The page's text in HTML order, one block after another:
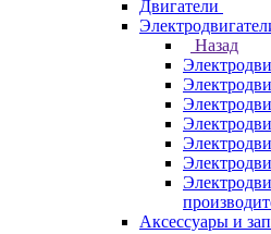
Двигатели
Назад
Аксессуары и